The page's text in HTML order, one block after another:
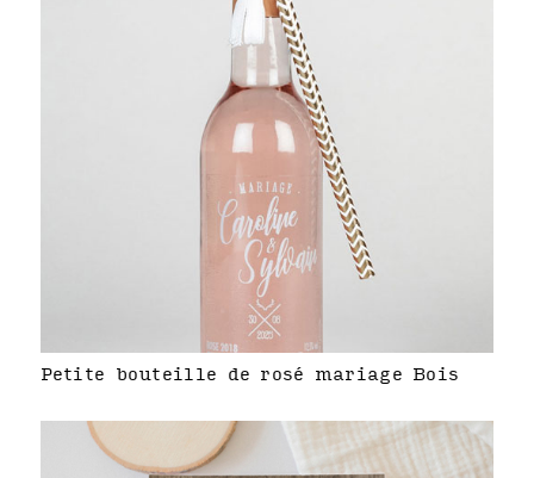
Petite bouteille de rosé mariage Bois